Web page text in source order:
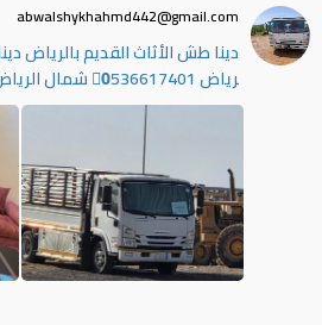
abwalshykhahmd442@gmail.com
دينا طش الأثاث القديم بالرياض
رياض 0َ536617401 شمال الرياض